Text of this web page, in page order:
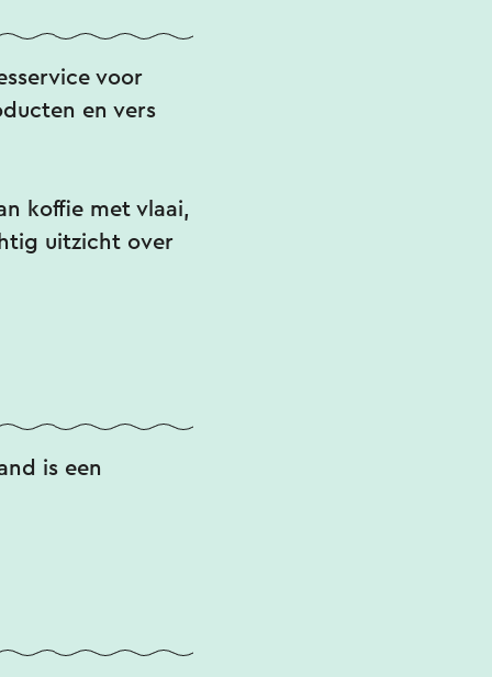
voor
en vers
koffie met vlaai,
uitzicht over
is een